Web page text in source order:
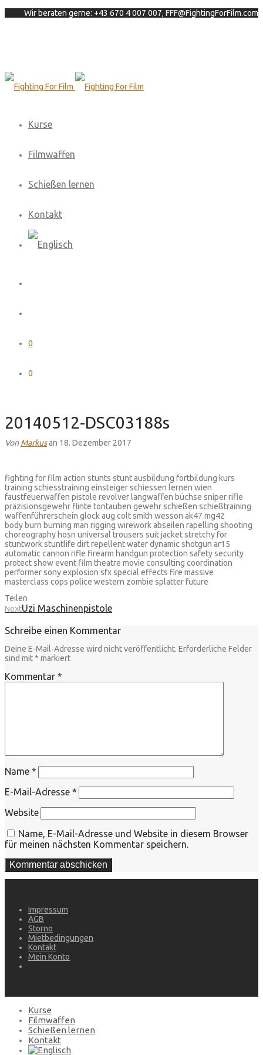
Wir beraten gerne: +43 670 4 007 007, FFF@FightingForFilm.com
Kurse
Filmwaffen
Schießen lernen
Kontakt
0
0
20140512-DSC03188s
VonMarkusan 18. Dezember 2017
fighting for film action stunts stunt ausbildung fortbildung kurs
training schiesstraining einsteiger schiessen lernen wien
faustfeuerwaffen pistole revolver langwaffen büchse sniper rifle
präzisionsgewehr flinte tontauben gewehr schießen schießtraining
waffenführerschein glock aug colt smith wesson ak47 mg42
body burn burning man rigging wirework abseilen rapelling shooting
choreography hosn universal trousers suit jacket stretchy for
stuntwork stuntlife dirt repellent water dynamic shotgun ar15
automatic cannon rifle firearm handgun protection safety security
protect show event film theatre movie consulting coordination
performer sony explosion sfx special effects fire massive
masterclass cops police western zombie splatter future
Teilen
NextUzi Maschinenpistole
Schreibe einen Kommentar
Deine E-Mail-Adresse wird nicht veröffentlicht. Erforderliche Felder
sind mit* markiert
Kommentar *
Name *
E-Mail-Adresse *
Website
Name, E-Mail-Adresse und Website in diesem Browser
für meinen nächsten Kommentar speichern.
Impressum
AGB
Storno
Mietbedingungen
Kontakt
Mein Konto
Kurse
Filmwaffen
Schießen lernen
Kontakt